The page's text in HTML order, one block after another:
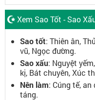
Xem Sao Tốt - Sao
Sao tốt: Thiên ân,
vũ, Ngọc đường.
Sao xấu: Nguyệt
kị, Bát chuyên, Xúc
Nên làm: Cúng tế,
táng.